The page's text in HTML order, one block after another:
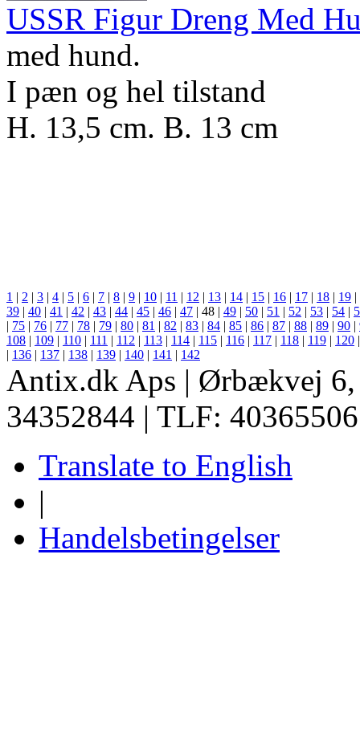
USSR Figur Dreng Med
med hund.
I pæn og hel tilstand
H. 13,5 cm. B. 13 cm
1 | 2 | 3 | 4 | 5 | 6 | 7 | 8 | 9 | 10 | 11 | 12 | 13 | 14 | 15 | 16 | 17 | 18 | 19 |
39 | 40 | 41 | 42 | 43 | 44 | 45 | 46 | 47 | 48 | 49 | 50 | 51 | 52 | 53 | 54 |
| 75 | 76 | 77 | 78 | 79 | 80 | 81 | 82 | 83 | 84 | 85 | 86 | 87 | 88 | 89 | 90 |
108 | 109 | 110 | 111 | 112 | 113 | 114 | 115 | 116 | 117 | 118 | 119 | 120
| 136 | 137 | 138 | 139 | 140 | 141 | 142
Antix.dk Aps | Ørbækvej
34352844 | TLF:
Translate to English
|
Handelsbetingelser